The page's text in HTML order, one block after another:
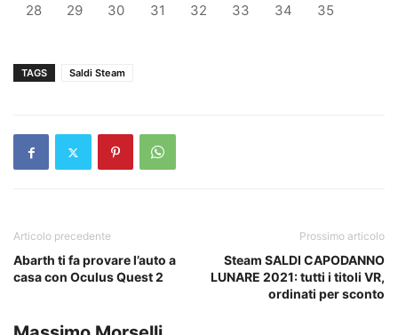
28 29 30 31 32 33 34 35
TAGS Saldi Steam
Articolo precedente
Abarth ti fa provare l’auto a
casa con Oculus Quest 2
Prossimo articolo
Steam SALDI CAPODANNO
LUNARE 2021: tutti i titoli VR,
ordinati per sconto